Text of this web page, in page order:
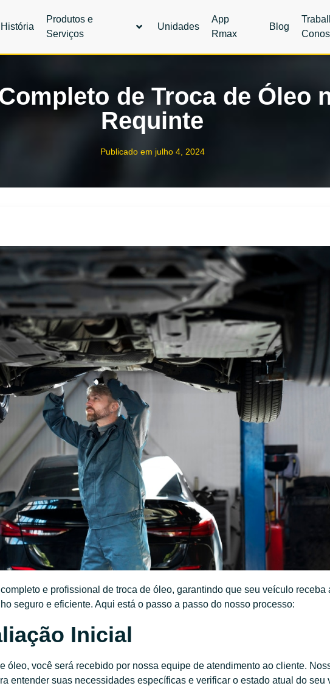
História
Produtos e
Serviços
Unidades
App
Rmax
Blog
de Troca de Óleo
Requinte
Publicado em julho 4, 2024
e profissional de troca de óleo, garantindo que seu veículo receba
seguro e eficiente. Aqui está o passo a passo do nosso processo:
Inicial
óleo, você será recebido por nossa equipe de atendimento ao cliente.
entender suas necessidades específicas e verificar o estado atual do seu